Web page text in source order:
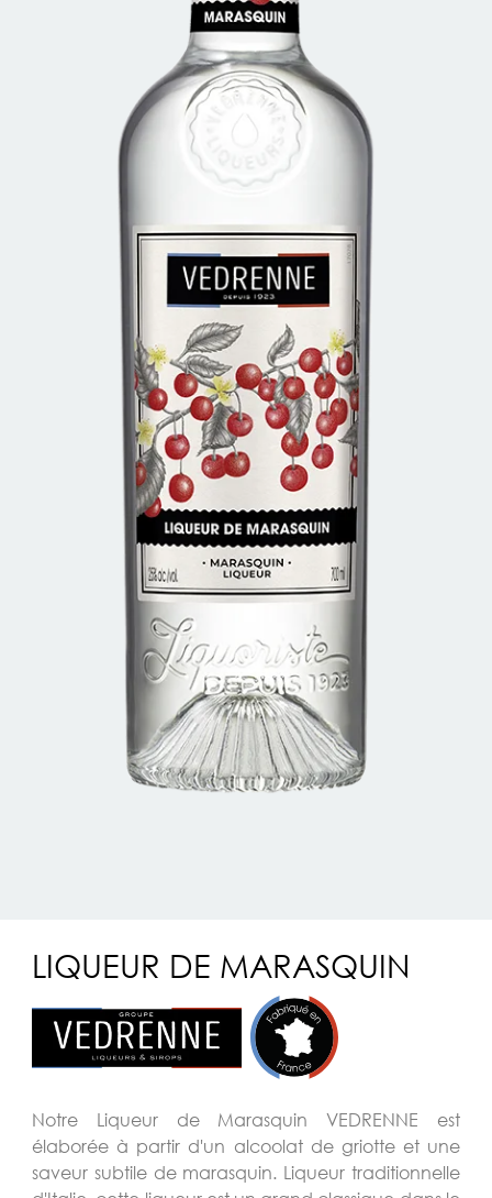
LIQUEUR DE MARASQUIN
Notre Liqueur de Marasquin VEDRENNE est
élaborée à partir d'un alcoolat de griotte et une
saveur subtile de marasquin. Liqueur traditionnelle